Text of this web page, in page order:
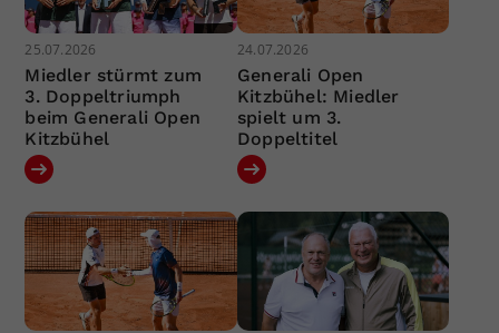
25.07.2026
Miedler stürmt zum
3. Doppeltriumph
beim Generali Open
Kitzbühel
24.07.2026
Generali Open
Kitzbühel: Miedler
spielt um 3.
Doppeltitel